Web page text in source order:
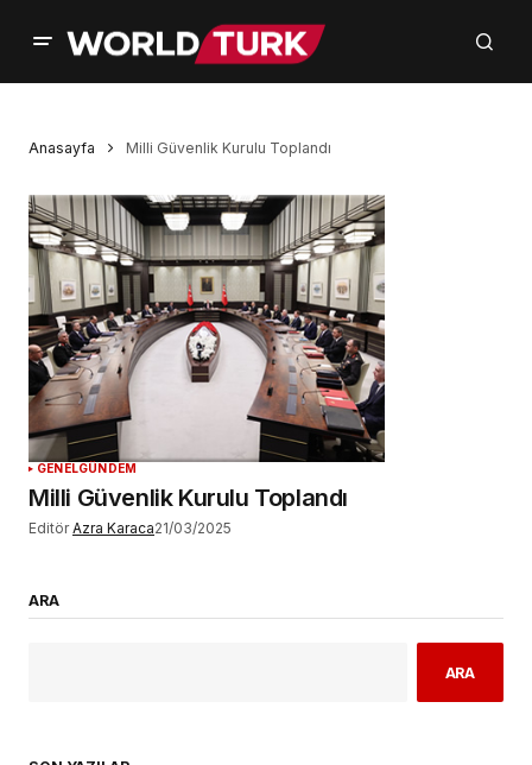
Anasayfa Milli Güvenlik Kurulu Toplandı
GENELGÜNDEM
Milli Güvenlik Kurulu Toplandı
Editör Azra Karaca21/03/2025
ARA
ARA